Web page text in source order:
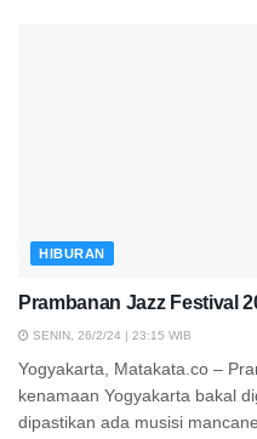
HIBURAN
Prambanan Jazz Festival
SENIN, 26/2/24 | 23:15 WIB
Yogyakarta, Matakata.co –
kenamaan Yogyakarta bakal
dipastikan ada musisi